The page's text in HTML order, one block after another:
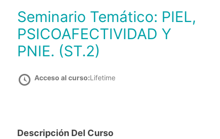
Seminario Temático: PIEL,
PSICOAFECTIVIDAD Y
PNIE. (ST.2)
Acceso al curso:Lifetime
Descripción Del Curso